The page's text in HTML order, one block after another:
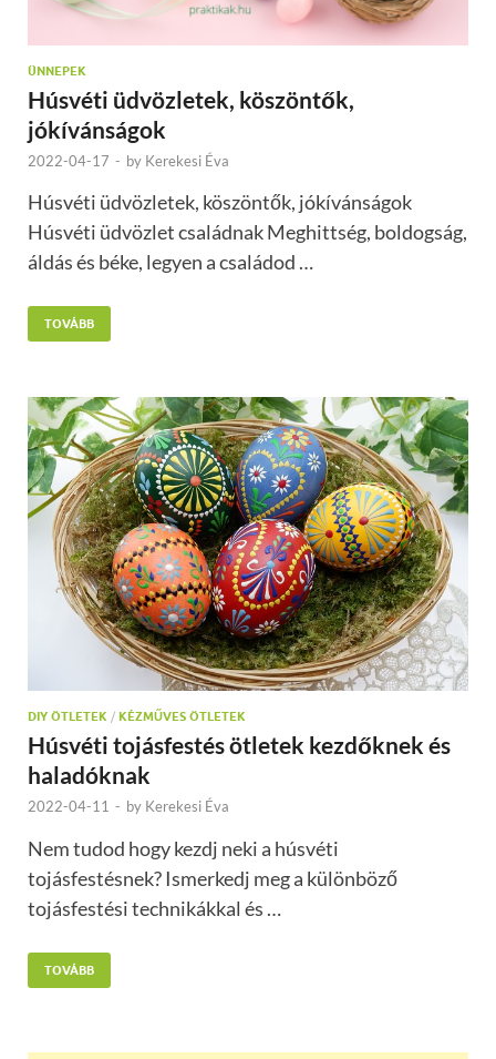
ÜNNEPEK
Húsvéti üdvözletek, köszöntők,
jókívánságok
2022-04-17 - by Kerekesi Éva
Húsvéti üdvözletek, köszöntők, jókívánságok
Húsvéti üdvözlet családnak Meghittség, boldogság,
áldás és béke, legyen a családod …
TOVÁBB
DIY ÖTLETEK / KÉZMŰVES ÖTLETEK
Húsvéti tojásfestés ötletek kezdőknek és
haladóknak
2022-04-11 - by Kerekesi Éva
Nem tudod hogy kezdj neki a húsvéti
tojásfestésnek? Ismerkedj meg a különböző
tojásfestési technikákkal és …
TOVÁBB